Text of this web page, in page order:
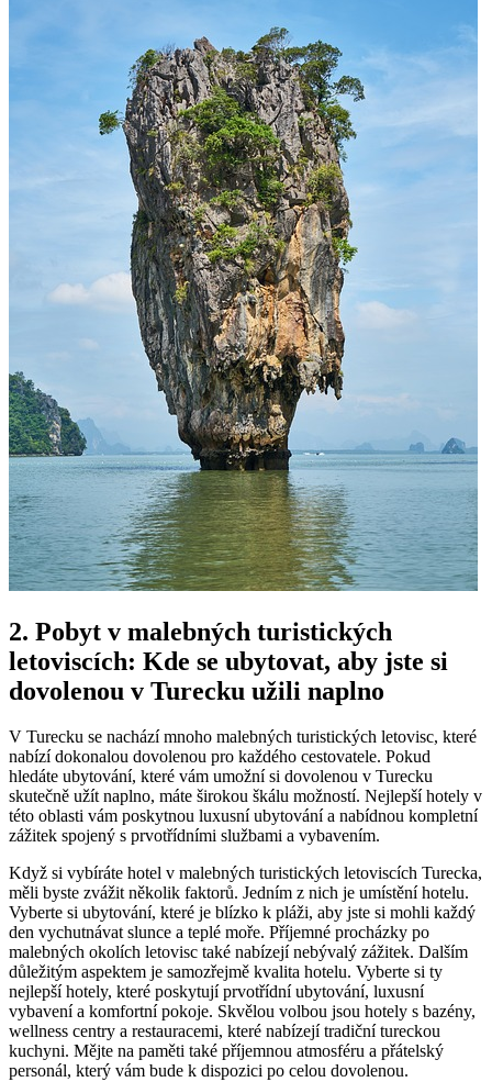
2. Pobyt v malebných turistických
letoviscích: Kde se ubytovat, aby jste si
dovolenou v Turecku užili naplno
V Turecku se nachází mnoho malebných turistických letovisc, které
nabízí dokonalou dovolenou pro každého cestovatele. Pokud
hledáte ubytování, které vám umožní si dovolenou v Turecku
skutečně užít naplno, máte širokou škálu možností. Nejlepší hotely v
této oblasti vám poskytnou luxusní ubytování a nabídnou kompletní
zážitek spojený s prvotřídními službami a vybavením.
Když si vybíráte hotel v malebných turistických letoviscích Turecka,
měli byste zvážit několik faktorů. Jedním z nich je umístění hotelu.
Vyberte si ubytování, které je blízko k pláži, aby jste si mohli každý
den vychutnávat slunce a teplé moře. Příjemné procházky po
malebných okolích letovisc také nabízejí nebývalý zážitek. Dalším
důležitým aspektem je samozřejmě kvalita hotelu. Vyberte si ty
nejlepší hotely, které poskytují prvotřídní ubytování, luxusní
vybavení a komfortní pokoje. Skvělou volbou jsou hotely s bazény,
wellness centry a restauracemi, které nabízejí tradiční tureckou
kuchyni. Mějte na paměti také příjemnou atmosféru a přátelský
personál, který vám bude k dispozici po celou dovolenou.